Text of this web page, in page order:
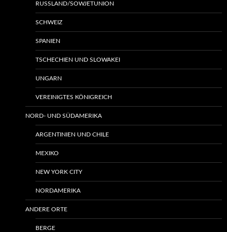
RUSSLAND/SOWJETUNION
SCHWEIZ
SPANIEN
TSCHECHIEN UND SLOWAKEI
UNGARN
VEREINIGTES KÖNIGREICH
NORD- UND SÜDAMERIKA
ARGENTINIEN UND CHILE
MEXIKO
NEW YORK CITY
NORDAMERIKA
ANDERE ORTE
BERGE